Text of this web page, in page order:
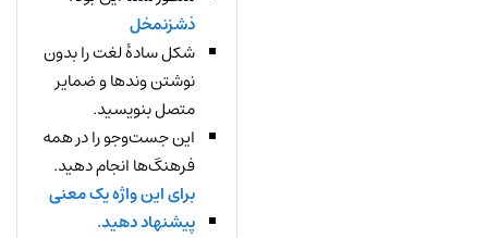
ذشزنمخل
شکل سادهٔ لغت را بدون
نوشتن وندها و ضمایر
متصل بنویسید.
این جست‌وجو را در همه
فرهنگ‌ها انجام دهید.
برای این واژه یک معنی
پیشنهاد دهید.